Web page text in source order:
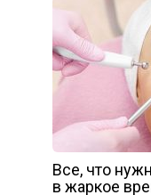
Все, что
в жаркое